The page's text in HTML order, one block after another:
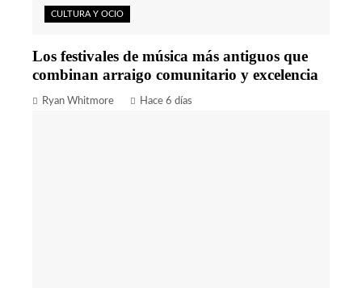
CULTURA Y OCIO
Los festivales de música más antiguos que
combinan arraigo comunitario y excelencia
Ryan Whitmore Hace 6 días